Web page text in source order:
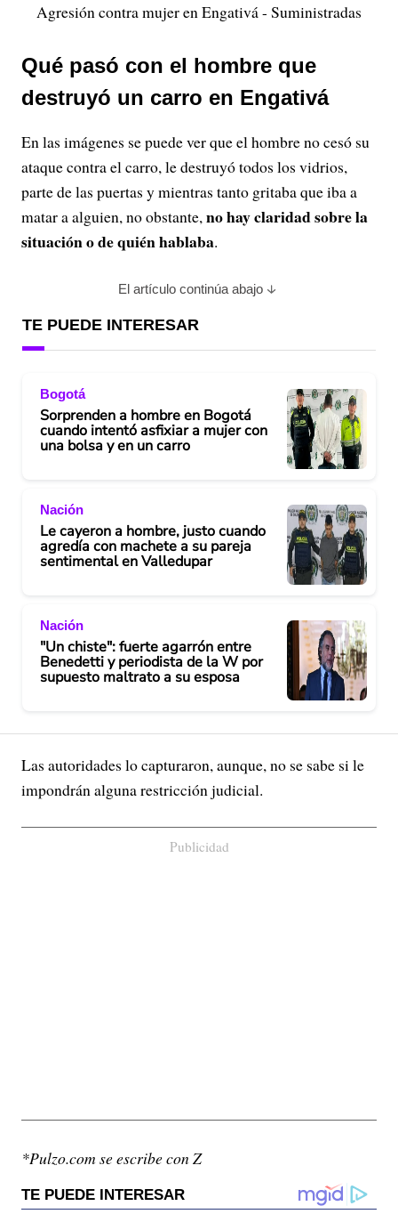
Agresión contra mujer en Engativá - Suministradas
Qué pasó con el hombre que
destruyó un carro en Engativá
En las imágenes se puede ver que el hombre no cesó su
ataque contra el carro, le destruyó todos los vidrios,
parte de las puertas y mientras tanto gritaba que iba a
matar a alguien, no obstante, no hay claridad sobre la
situación o de quién hablaba.
El artículo continúa abajo
TE PUEDE INTERESAR
Bogotá
Sorprenden a hombre en Bogotá
cuando intentó asfixiar a mujer con
una bolsa y en un carro
Nación
Le cayeron a hombre, justo cuando
agredía con machete a su pareja
sentimental en Valledupar
Nación
"Un chiste": fuerte agarrón entre
Benedetti y periodista de la W por
supuesto maltrato a su esposa
Las autoridades lo capturaron, aunque, no se sabe si le
impondrán alguna restricción judicial.
Publicidad
*Pulzo.com se escribe con Z